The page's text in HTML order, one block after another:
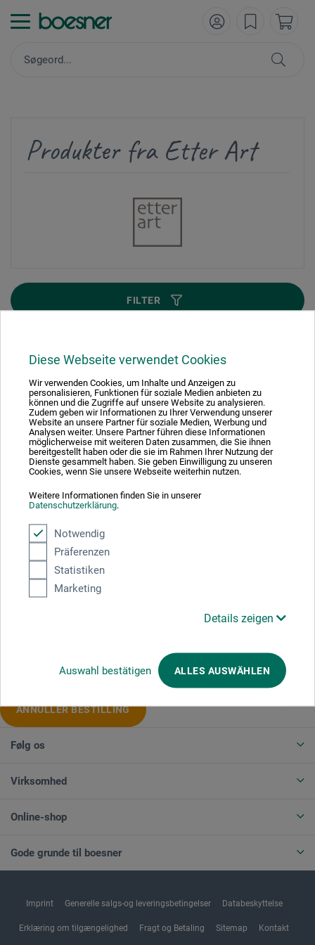
Diese Webseite verwendet Cookies
Wir verwenden Cookies, um Inhalte und Anzeigen zu
personalisieren, Funktionen für soziale Medien anbieten zu
können und die Zugriffe auf unsere Website zu analysieren.
Zudem geben wir Informationen zu Ihrer Verwendung unserer
Website an unsere Partner für soziale Medien, Werbung und
Analysen weiter. Unsere Partner führen diese Informationen
möglicherweise mit weiteren Daten zusammen, die Sie ihnen
bereitgestellt haben oder die sie im Rahmen Ihrer Nutzung der
Dienste gesammelt haben. Sie geben Einwilligung zu unseren
Cookies, wenn Sie unsere Webseite weiterhin nutzen.
Weitere Informationen finden Sie in unserer
Datenschutzerklärung.
Notwendig
Präferenzen
Statistiken
Marketing
Details zeigen
Auswahl bestätigen ALLES AUSWÄHLEN
Produkter fra Etter Art
FILTER
1
Absolut sikker
Betalingsmetoder
ANNULLER BESTILLING
Følg os
Virksomhed
Online-shop
Gode grunde til boesner
Imprint Generelle salgs-og leveringsbetingelser Databeskyttelse
Erklæring om tilgængelighed Fragt og Betaling Sitemap Kontakt